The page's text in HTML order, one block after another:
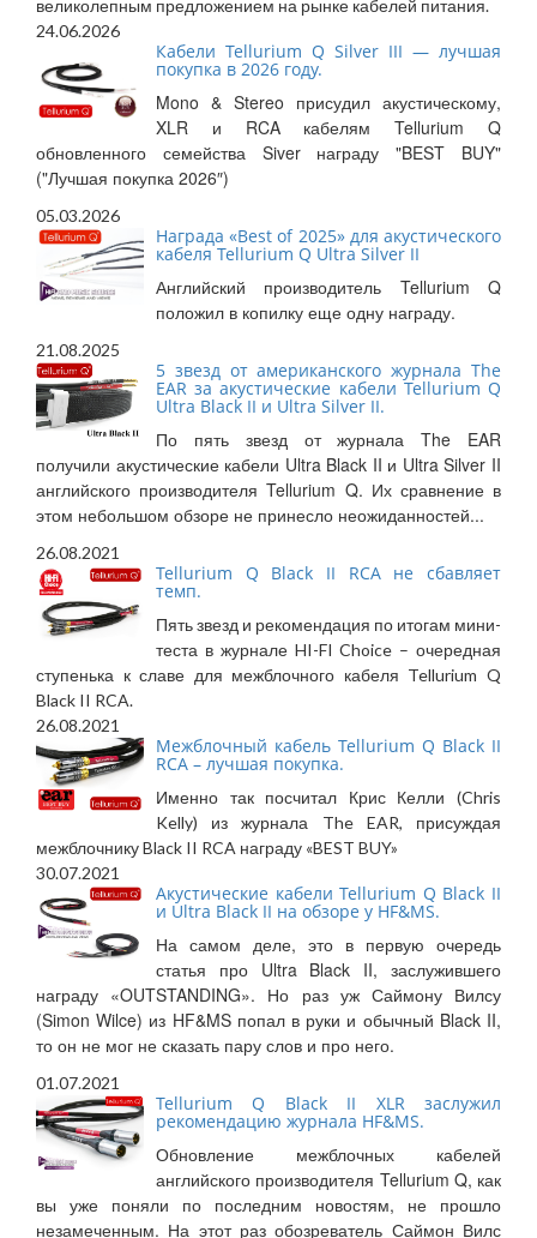
великолепным предложением на рынке кабелей питания.
24.06.2026
Кабели Tellurium Q Silver III — лучшая
покупка в 2026 году.
Mono & Stereo присудил акустическому,
XLR и RCA кабелям Tellurium Q
обновленного семейства Siver награду "BEST BUY"
("Лучшая покупка 2026″)
05.03.2026
Награда «Best of 2025» для акустического
кабеля Tellurium Q Ultra Silver II
Английский производитель Tellurium Q
положил в копилку еще одну награду.
21.08.2025
5 звезд от американского журнала The
ЕAR за акустические кабели Tellurium Q
Ultra Black II и Ultra Silver II.
По пять звезд от журнала The EAR
получили акустические кабели Ultra Black II и Ultra Silver II
английского производителя Tellurium Q. Их сравнение в
этом небольшом обзоре не принесло неожиданностей...
26.08.2021
Tellurium Q Black II RCA не сбавляет
темп.
Пять звезд и рекомендация по итогам мини-
теста в журнале HI-FI Choice – очередная
ступенька к славе для межблочного кабеля Tellurium Q
Black II RCA.
26.08.2021
Межблочный кабель Tellurium Q Black II
RCA – лучшая покупка.
Именно так посчитал Крис Келли (Chris
Kelly) из журнала The EAR, присуждая
межблочнику Black II RCA награду «BEST BUY»
30.07.2021
Акустические кабели Tellurium Q Black II
и Ultra Black II на обзоре у HF&MS.
На самом деле, это в первую очередь
статья про Ultra Black II, заслужившего
награду «OUTSTANDING». Но раз уж Саймону Вилсу
(Simon Wilce) из HF&MS попал в руки и обычный Black II,
то он не мог не сказать пару слов и про него.
01.07.2021
Tellurium Q Black II XLR заслужил
рекомендацию журнала HF&MS.
Обновление межблочных кабелей
английского производителя Tellurium Q, как
вы уже поняли по последним новостям, не прошло
незамеченным. На этот раз обозреватель Саймон Вилс